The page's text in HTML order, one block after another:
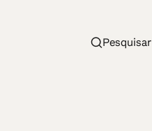
Pesquisar